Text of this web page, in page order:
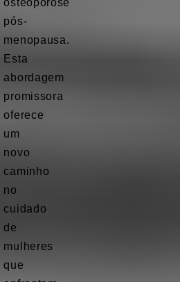
osteoporose
pós-
menopausa.
Esta
abordagem
promissora
oferece
um
novo
caminho
no
cuidado
de
mulheres
que